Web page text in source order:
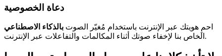
دعاة الخصوصية
احمِ هويتك عبر الإنترنت باستخدام مُغيّر الصوت بالذكاء الاصطناعي
الخاص بنا لإخفاء صوتك أثناء المكالمات والتفاعلات عبر الإنترنت.